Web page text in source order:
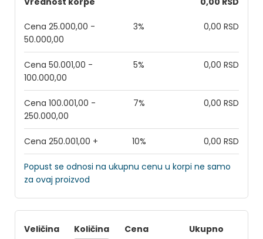
Cena 25.000,00 -
50.000,00
3% 0,00 RSD
Cena 50.001,00 -
100.000,00
5% 0,00 RSD
Cena 100.001,00 -
250.000,00
7% 0,00 RSD
Cena 250.001,00 + 10% 0,00 RSD
Popust se odnosi na ukupnu cenu u korpi ne samo
za ovaj proizvod
Veličina Količina Cena
Ukupno